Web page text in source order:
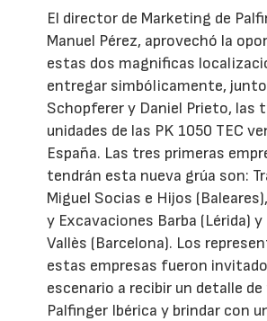
El director de Marketing de
Manuel Pérez, aprovechó la
estas dos magnificas
entregar simbólicamente,
Schopferer y Daniel Prieto, las
unidades de las PK 1050 TEC
España. Las tres primeras
tendrán esta nueva grúa son:
Miguel Socias e Hijos
y Excavaciones Barba (Lérida) y
Vallès (Barcelona). Los
estas empresas fueron
escenario a recibir un detalle de
Palfinger Ibérica y brindar con